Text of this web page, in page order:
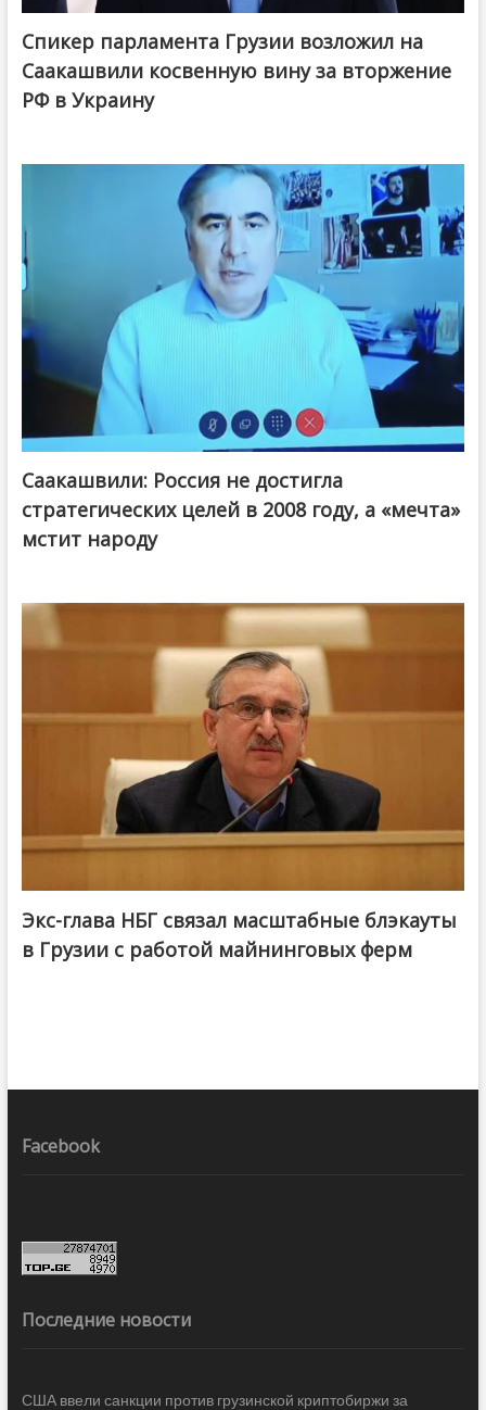
Спикер парламента Грузии возложил на
Саакашвили косвенную вину за вторжение
РФ в Украину
Саакашвили: Россия не достигла
стратегических целей в 2008 году, а «мечта»
мстит народу
Экс-глава НБГ связал масштабные блэкауты
в Грузии с работой майнинговых ферм
Facebook
Последние новости
США ввели санкции против грузинской криптобиржи за